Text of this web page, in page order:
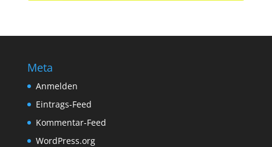
Meta
Anmelden
Eintrags-Feed
Kommentar-Feed
WordPress.org